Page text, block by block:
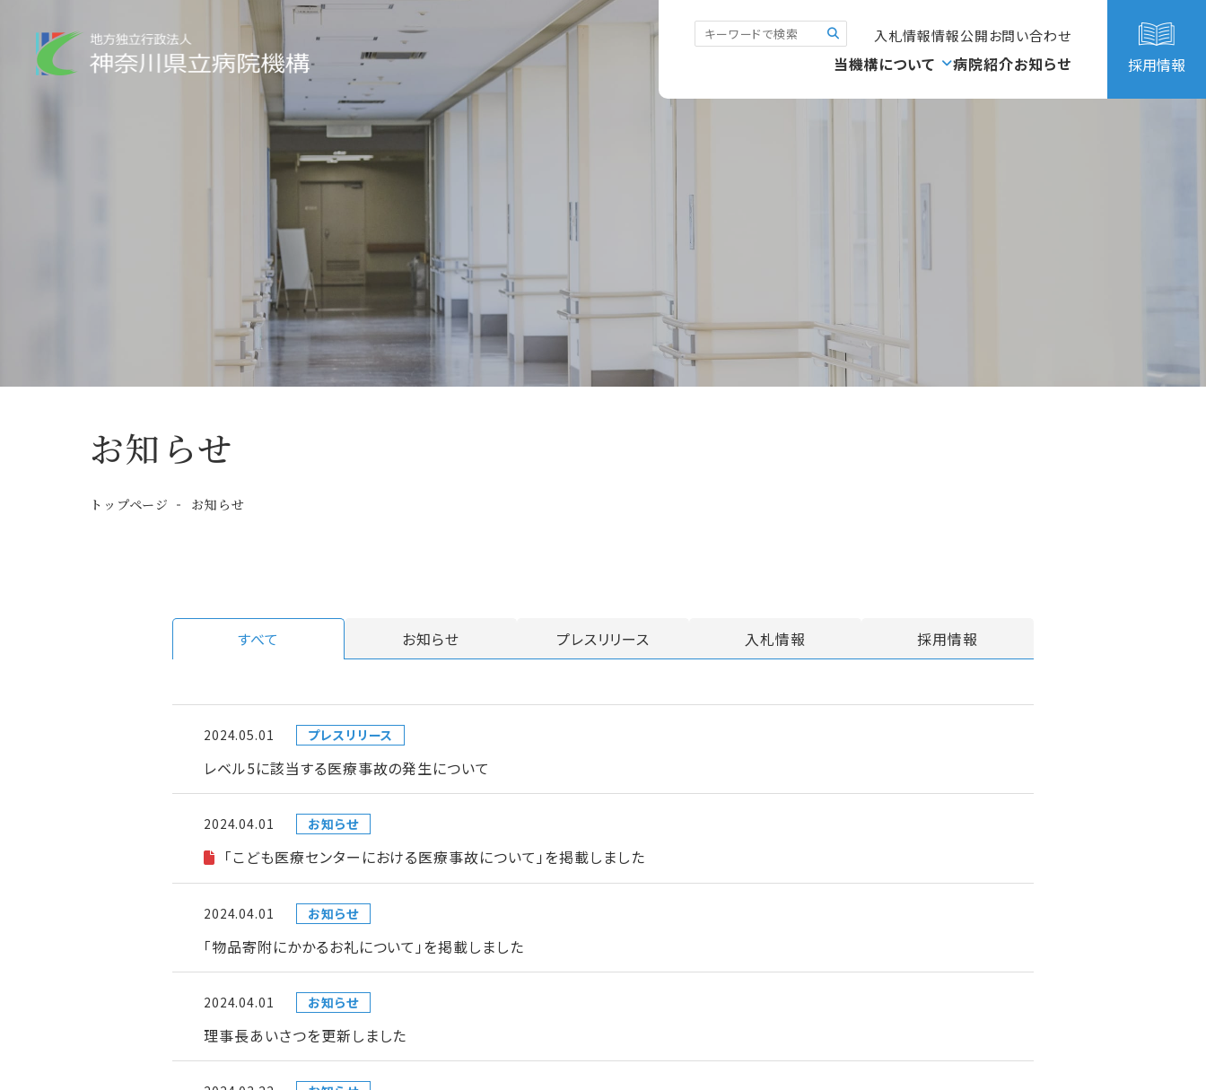
入札情報情報公開お問い合わせ
当機構について 病院紹介お知らせ 採用情報
お知らせ
トップページ お知らせ
すべて お知らせ プレスリリース 入札情報 採用情報
2024.05.01 プレスリリース
レベル5に該当する医療事故の発生について
2024.04.01 お知らせ
「こども医療センターにおける医療事故について」を掲載しました
2024.04.01 お知らせ
「物品寄附にかかるお礼について」を掲載しました
2024.04.01 お知らせ
理事長あいさつを更新しました